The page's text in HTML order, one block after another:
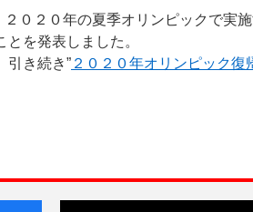
０２０年の夏季オリンピックで実
を発表しました。
引き続き” ２０２０年オリンピック復